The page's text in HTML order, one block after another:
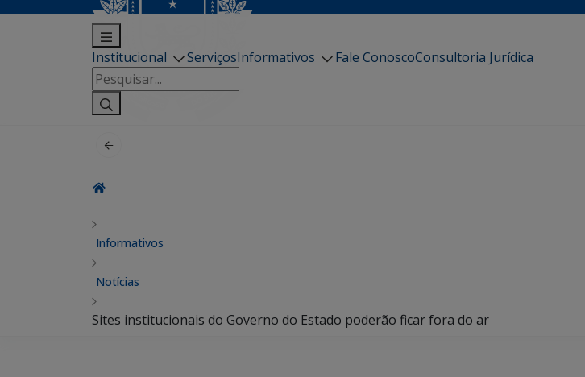
Institucional ServiçosInformativos Fale ConoscoConsultoria Jurídica
Pesquisar
por:
Informativos
Notícias
Sites institucionais do Governo do Estado poderão ficar fora do ar